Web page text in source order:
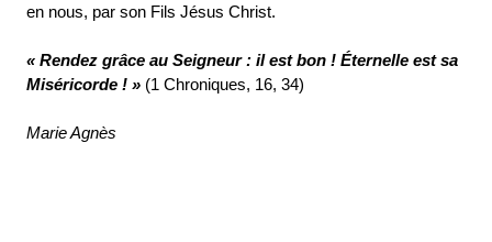
en nous, par son Fils Jésus Christ.
« Rendez grâce au Seigneur : il est bon ! Éternelle est sa
Miséricorde ! » (1 Chroniques, 16, 34)
Marie Agnès